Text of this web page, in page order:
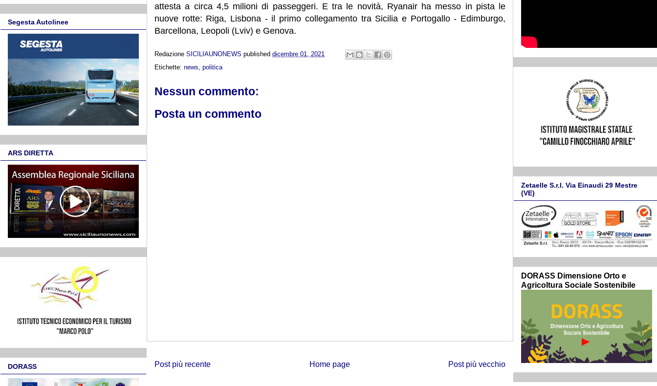
attesta a circa 4,5 milioni di passeggeri. E tra le novità, Ryanair ha messo in pista le
nuove rotte: Riga, Lisbona - il primo collegamento tra Sicilia e Portogallo - Edimburgo,
Barcellona, Leopoli (Lviv) e Genova.
Redazione SICILIAUNONEWS published dicembre 01, 2021
Etichette: news politica
Nessun commento:
Posta un commento
Post più recente Post più vecchio
Home page
Segesta Autolinee
ARS DIRETTA
DORASS
Zetaelle S.r.l. Via Einaudi 29 Mestre
(VE)
DORASS Dimensione Orto e
Agricoltura Sociale Sostenibile